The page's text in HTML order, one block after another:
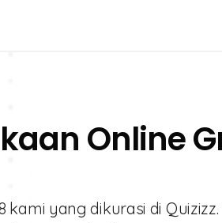
Online
yang dikurasi di